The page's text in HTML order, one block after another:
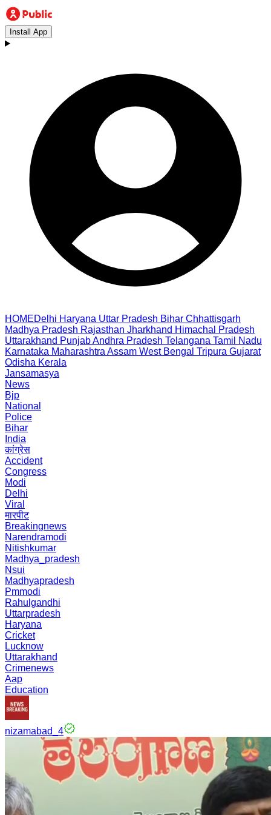
Install App
HOMEDelhi Haryana Uttar Pradesh Bihar Chhattisgarh
Madhya Pradesh Rajasthan Jharkhand Himachal Pradesh
Uttarakhand PunjabAndhra Pradesh Telangana Tamil Nadu
Karnataka Maharashtra Assam West Bengal Tripura Gujarat
Odisha Kerala
Jansamasya
News
Bjp
National
Police
Bihar
India
कांग्रेस
Accident
Congress
Modi
Delhi
Viral
मारपीट
Breakingnews
Narendramodi
Nitishkumar
Madhya_pradesh
Nsui
Madhyapradesh
Pmmodi
Rahulgandhi
Uttarpradesh
Haryana
Cricket
Lucknow
Uttarakhand
Crimenews
Aap
Education
nizamabad_4